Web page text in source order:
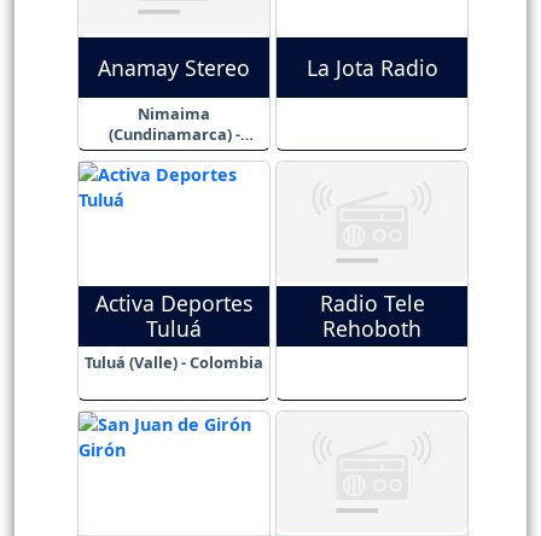
Anamay Stereo
Nimaima
(Cundinamarca) -
Colombia
La Jota Radio
Activa Deportes
Tuluá
Tuluá (Valle) - Colombia
Radio Tele
Rehoboth